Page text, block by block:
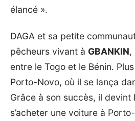
élancé ».
DAGA et sa petite
pêcheurs vivant à GBANKIN,
entre le Togo et le Bénin.
Porto-Novo, où il se lança
Grâce à son succès, il devint
s’acheter une voiture à